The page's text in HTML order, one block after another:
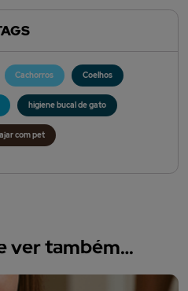
Cachorros Coelhos
higiene bucal de gato
com pet
ver também…